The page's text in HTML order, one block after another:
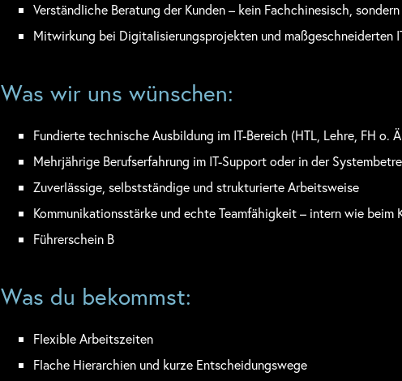
Verständliche Beratung der Kunden – kein Fachchinesisch,
Mitwirkung bei Digitalisierungsprojekten und maßgeschneiderten
Was wir uns wünschen:
Fundierte technische Ausbildung im IT-Bereich (HTL, Lehre, FH o.
Mehrjährige Berufserfahrung im IT-Support oder in der
Zuverlässige, selbstständige und strukturierte Arbeitsweise
Kommunikationsstärke und echte Teamfähigkeit – intern wie beim
Führerschein B
Was du bekommst:
Flexible Arbeitszeiten
Flache Hierarchien und kurze Entscheidungswege